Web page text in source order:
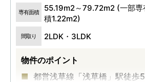
専有面積
55.19m2～79.72m2 (一部専
積1.22m2)
間取り 2LDK・3LDK
物件のポイント
都営浅草線「浅草橋」駅徒歩